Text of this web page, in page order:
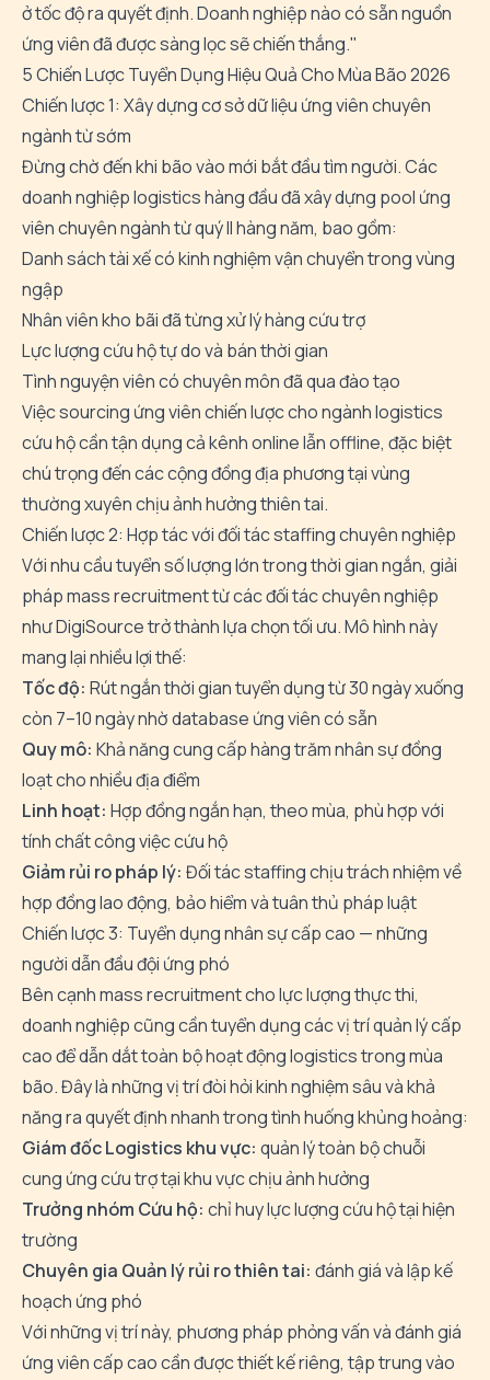
ở tốc độ ra quyết định. Doanh nghiệp nào có sẵn nguồn
ứng viên đã được sàng lọc sẽ chiến thắng."
5 Chiến Lược Tuyển Dụng Hiệu Quả Cho Mùa Bão 2026
Chiến lược 1: Xây dựng cơ sở dữ liệu ứng viên chuyên
ngành từ sớm
Đừng chờ đến khi bão vào mới bắt đầu tìm người. Các
doanh nghiệp logistics hàng đầu đã xây dựng pool ứng
viên chuyên ngành từ quý II hàng năm, bao gồm:
Danh sách tài xế có kinh nghiệm vận chuyển trong vùng
ngập
Nhân viên kho bãi đã từng xử lý hàng cứu trợ
Lực lượng cứu hộ tự do và bán thời gian
Tình nguyện viên có chuyên môn đã qua đào tạo
Việcsourcing ứng viên chiến lượccho ngành logistics
cứu hộ cần tận dụng cả kênh online lẫn offline, đặc biệt
chú trọng đến các cộng đồng địa phương tại vùng
thường xuyên chịu ảnh hưởng thiên tai.
Chiến lược 2: Hợp tác với đối tác staffing chuyên nghiệp
Với nhu cầu tuyển số lượng lớn trong thời gian ngắn, giải
pháp mass recruitment từ các đối tác chuyên nghiệp
như DigiSource trở thành lựa chọn tối ưu. Mô hình này
mang lại nhiều lợi thế:
Tốc độ: Rút ngắn thời gian tuyển dụng từ 30 ngày xuống
còn 7–10 ngày nhờ database ứng viên có sẵn
Quy mô: Khả năng cung cấp hàng trăm nhân sự đồng
loạt cho nhiều địa điểm
Linh hoạt: Hợp đồng ngắn hạn, theo mùa, phù hợp với
tính chất công việc cứu hộ
Giảm rủi ro pháp lý: Đối tác staffing chịu trách nhiệm về
hợp đồng lao động, bảo hiểm và tuân thủ pháp luật
Chiến lược 3: Tuyển dụng nhân sự cấp cao — những
người dẫn đầu đội ứng phó
Bên cạnh mass recruitment cho lực lượng thực thi,
doanh nghiệp cũng cần tuyển dụng các vị trí quản lý cấp
cao để dẫn dắt toàn bộ hoạt động logistics trong mùa
bão. Đây là những vị trí đòi hỏi kinh nghiệm sâu và khả
năng ra quyết định nhanh trong tình huống khủng hoảng:
Giám đốc Logistics khu vực: quản lý toàn bộ chuỗi
cung ứng cứu trợ tại khu vực chịu ảnh hưởng
Trưởng nhóm Cứu hộ: chỉ huy lực lượng cứu hộ tại hiện
trường
Chuyên gia Quản lý rủi ro thiên tai: đánh giá và lập kế
hoạch ứng phó
Với những vị trí này, phương pháp phỏng vấn và đánh giá
ứng viên cấp caocần được thiết kế riêng, tập trung vào